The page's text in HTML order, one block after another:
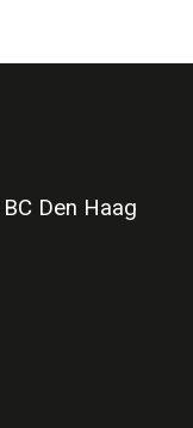
Den Haag